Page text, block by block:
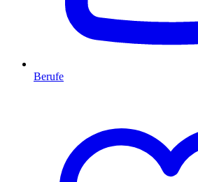
Berufe